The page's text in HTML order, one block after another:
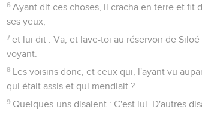
6 Ayant dit ces choses, il cracha en terre et fit
ses yeux,
7 et lui dit : Va, et lave-toi au réservoir de
voyant.
8 Les voisins donc, et ceux qui, l'ayant vu
qui était assis et qui mendiait ?
9 Quelques-uns disaient : C'est lui. D'autres